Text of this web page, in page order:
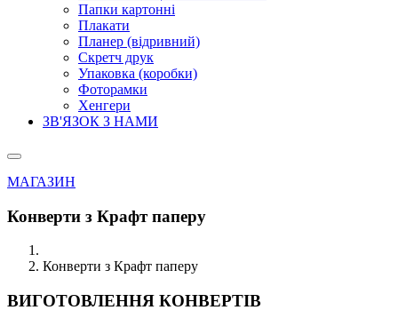
Папки картонні
Плакати
Планер (відривний)
Скретч друк
Упаковка (коробки)
Фоторамки
Хенгери
ЗВ'ЯЗОК З НАМИ
МАГАЗИН
Конверти з Крафт паперу
Конверти з Крафт паперу
ВИГОТОВЛЕННЯ КОНВЕРТІВ